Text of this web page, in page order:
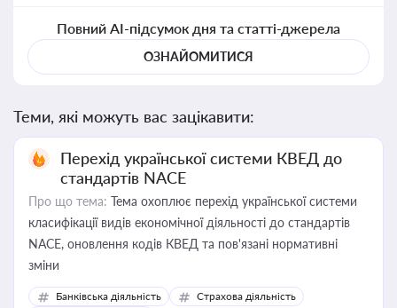
Повний AI-підсумок дня та статті-джерела
ОЗНАЙОМИТИСЯ
Теми, які можуть вас зацікавити:
Перехід української системи КВЕД до
стандартів NACE
Про що тема: Тема охоплює перехід української системи
класифікації видів економічної діяльності до стандартів
NACE, оновлення кодів КВЕД та пов'язані нормативні
зміни
Банківська діяльність
Страхова діяльність